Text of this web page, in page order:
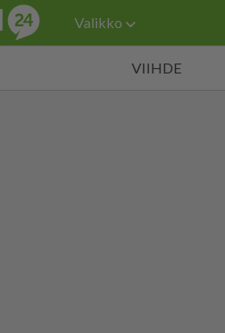
Valikko
VIIHDE